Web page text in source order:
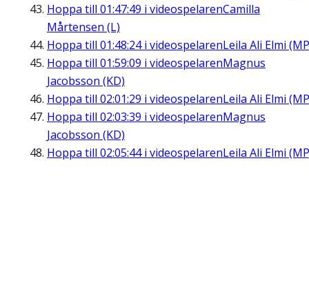
Hoppa till 01:47:49 i videospelarenCamilla
Mårtensen (L)
Hoppa till 01:48:24i videospelarenLeila Ali Elmi
Hoppa till 01:59:09 i videospelarenMagnus
Jacobsson (KD)
Hoppa till 02:01:29 i videospelarenLeila Ali Elmi
Hoppa till 02:03:39 i videospelarenMagnus
Jacobsson (KD)
Hoppa till 02:05:44i videospelarenLeila Ali Elmi